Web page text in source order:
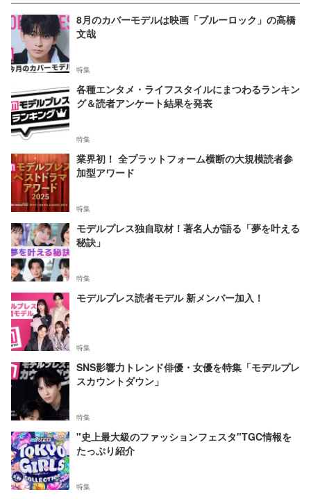
8月のカバーモデルは映画「ブルーロック」の高橋
文哉
特集
各種エンタメ・ライフスタイルにまつわるランキン
グ＆読者アンケート結果を発表
特集
業界初！ 全プラットフォーム横断の大規模読者参
加型アワード
特集
モデルプレス独自取材！著名人が語る「夢を叶える
秘訣」
特集
モデルプレス読者モデル 新メンバー加入！
特集
SNS影響力トレンド俳優・女優を特集「モデルプレ
スカウントダウン」
特集
"史上最大級のファッションフェスタ"TGC情報を
たっぷり紹介
特集